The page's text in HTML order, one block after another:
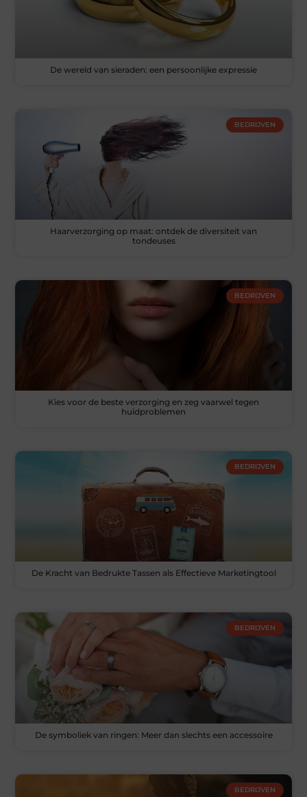
De wereld van sieraden: een persoonlijke expressie
BEDRIJVEN
Haarverzorging op maat: ontdek de diversiteit van
tondeuses
BEDRIJVEN
Kies voor de beste verzorging en zeg vaarwel tegen
huidproblemen
BEDRIJVEN
De Kracht van Bedrukte Tassen als Effectieve Marketingtool
BEDRIJVEN
De symboliek van ringen: Meer dan slechts een accessoire
BEDRIJVEN